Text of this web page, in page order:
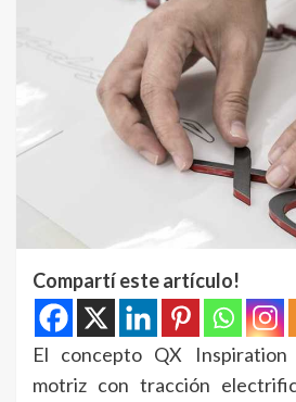
Compartí este artículo!
El concepto QX
motriz con tracción